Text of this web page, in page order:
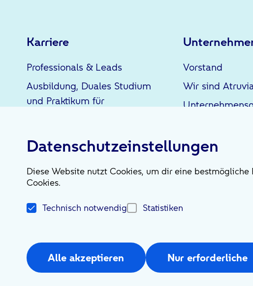
Datenschutzeinstellungen
Diese Website nutzt Cookies, um dir eine
Cookies.
Technisch notwendig Statistiken
Alle akzeptieren Nur erforderliche
Karriere
Professionals & Leads
Ausbildung, Duales Studium
und Praktikum für
Praktika für Studierende &
Vorstand
Wir sind
Social Media